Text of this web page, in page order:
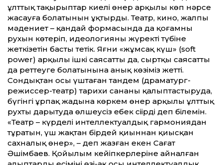
ұлт­тық тақырыптар киелі өнер арқылы көп нәрсе
жасауға болатынын ұқтырды. Театр, кино, жалпы
мәдениет – қандай формасында да қоғамның
рухын көтеріп, идеологияны жүректің түбіне
жеткізетін басты тетік. Яғни «жұмсақ күш» (soft
power) арқылы ішкі саясат­ты да, сыртқы саясат­ты
да рет­теуге болатынына анық көзіміз жет­ті.
Сондықтан осы үштаған тандем (драматург-
режиссер-театр) тарихи сананы қалыптастыруда,
бүгінгі ұрпақ жадына көркем өнер арқылы ұлттық
рухты дарытуда өлшеусіз еңбек сіңірді деп білемін.
«Теа­тр – күрделі интеллектуалдық гармониядан
тұратын, үш жақтан бірдей қиыннан қиысқан
сахналық өнер», – деп жазған екен Сағат
Әшімбаев. Қойылым кейіпкерлеріне айналған